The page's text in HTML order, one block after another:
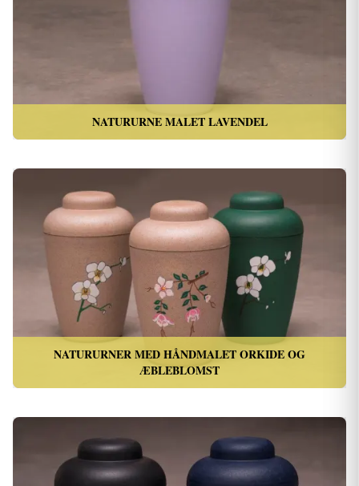
NATURURNE MALET LAVENDEL
NATURURNER MED HÅNDMALET ORKIDE OG
ÆBLEBLOMST